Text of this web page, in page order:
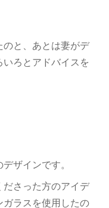
と、あとは妻がデ
ろとアドバイスを
ザインです。
さった方のアイデ
ラスを使用したの